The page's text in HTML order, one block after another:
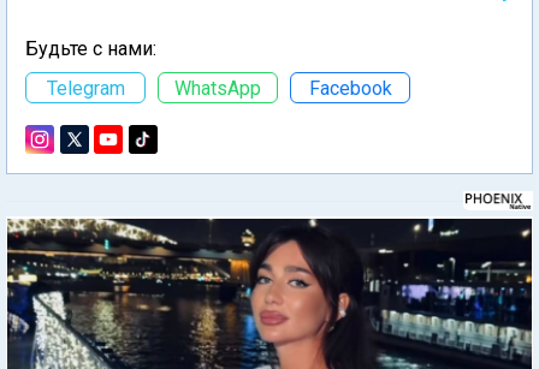
Будьте с нами:
Telegram
WhatsApp Facebook